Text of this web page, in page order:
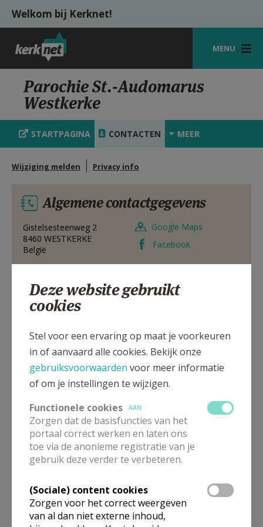
Overslaan en naar de inhoud gaan
Welkom bij Kerknet!
MENU
STARTPAGINA
KERK
VIERINGEN
HULP
MIJN PAROCHIE
AANMELDEN OF REGISTREREN
Parochie St.-Audomarus
Westkerke
STARTPAGINA CONTACTEN MEER
Wijziging melden Privacy info
Algemene contactgegevens
Gistelsesteenweg 2
8460 WESTKERKE
België
Google Maps
Facebook
Gistelsesteenweg 2, 8460 WESTKERKE
Deze website gebruikt
cookies
Stel voor een ervaring op maat je voorkeuren
in of aanvaard alle cookies. Bekijk onze
gebruiksvoorwaarden voor meer informatie
of om je instellingen te wijzigen.
Functionele cookies
AAN
Zorgen dat de basisfuncties van het
portaal correct werken en laten ons
toe via de anonieme registratie van je
gebruik deze verder te verbeteren.
(Sociale) content cookies
Zorgen voor het correct weergeven
van al dan niet externe inhoud,